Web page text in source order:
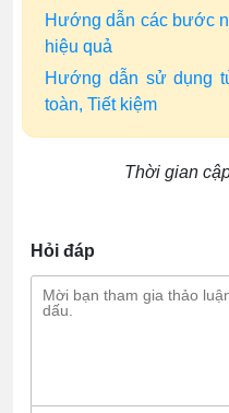
Hướng dẫn các bước
hiệu quả
Hướng dẫn sử dụng
toàn, Tiết kiệm
Thời gian
Hỏi đáp